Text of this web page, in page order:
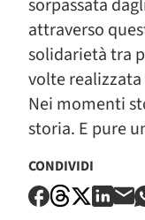
sorpassata
attraverso
solidarietà tra
volte
Nei momenti
storia. E pure
CONDIVIDI